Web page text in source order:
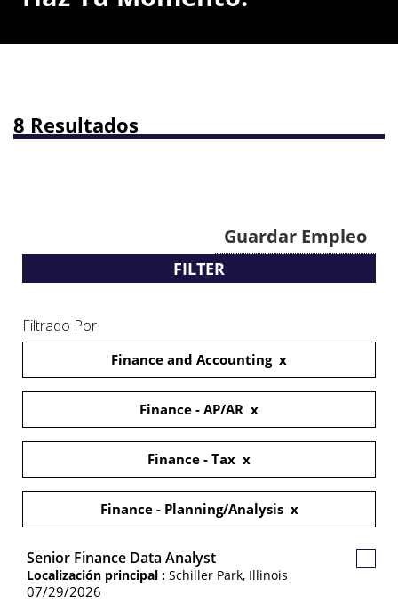
8 Resultados
Guardar Empleo
FILTER
Filtrado Por
Finance and Accounting
Finance - AP/AR
Finance - Tax
Finance - Planning/Analysis
Senior Finance Data Analyst
Localización principal : Schiller Park, Illinois
07/29/2026